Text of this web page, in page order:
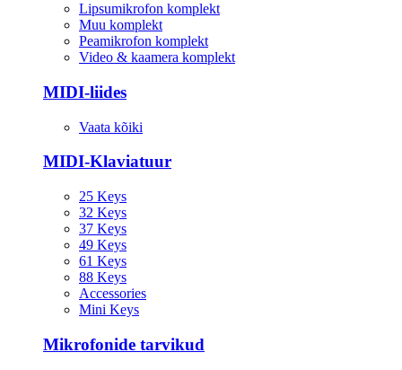
Lipsumikrofon komplekt
Muu komplekt
Peamikrofon komplekt
Video & kaamera komplekt
MIDI-liides
Vaata kõiki
MIDI-Klaviatuur
25 Keys
32 Keys
37 Keys
49 Keys
61 Keys
88 Keys
Accessories
Mini Keys
Mikrofonide tarvikud